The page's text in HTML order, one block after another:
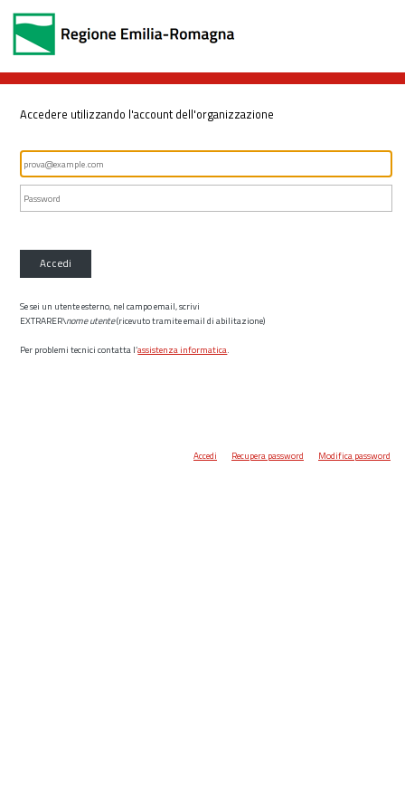
Accedere utilizzando l'account dell'organizzazione
Accedi
Se sei un utente esterno, nel campo email, scrivi
EXTRARER\nome utente(ricevuto tramite email di abilitazione)
Per problemi tecnici contatta l’assistenza informatica.
Accedi Recupera password Modifica password